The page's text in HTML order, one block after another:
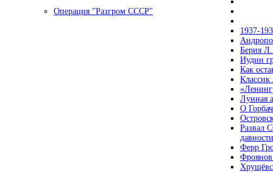
Операция "Разгром СССР"
1937-
Берия
Иудин
Как
Лунная
О
Развал
давности
Ферр